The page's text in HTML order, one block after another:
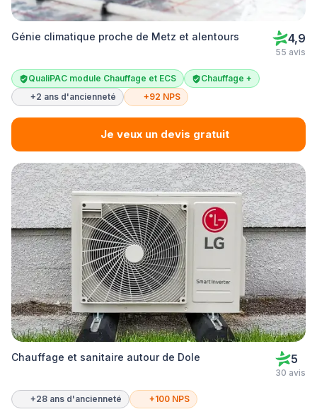
Génie climatique proche de Metz et alentours 4,9
55 avis
QualiPAC module Chauffage et ECS
Chauffage +
+2 ans d'ancienneté
+92 NPS
Je veux un devis gratuit
Chauffage et sanitaire autour de Dole 5
30 avis
+28 ans d'ancienneté +100 NPS